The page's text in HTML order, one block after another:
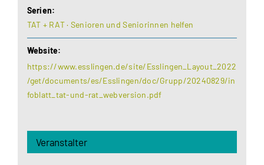
Serien:
TAT + RAT · Senioren und Seniorinnen helfen
Website:
https://www.esslingen.de/site/Esslingen_Layout_2022
/get/documents/es/Esslingen/doc/Grupp/20240829/in
foblatt_tat-und-rat_webversion.pdf
Veranstalter